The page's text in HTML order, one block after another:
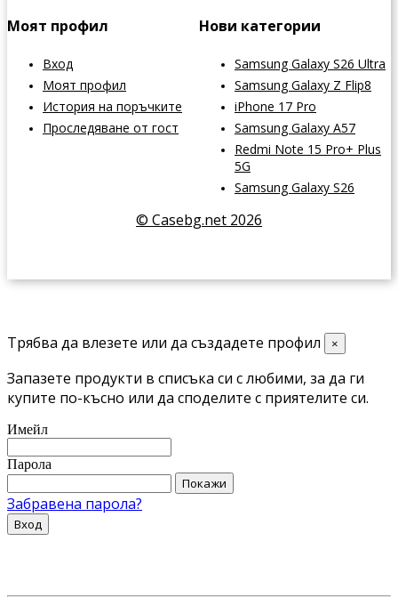
Моят профил
Вход
Моят профил
История на поръчките
Проследяване от гост
Нови категории
Samsung Galaxy S26 Ultra
Samsung Galaxy Z Flip8
iPhone 17 Pro
Samsung Galaxy A57
Redmi Note 15 Pro+ Plus
5G
Samsung Galaxy S26
© Casebg.net 2026
Трябва да влезете или да създадете профил ×
Запазете продукти в списъка си с любими, за да ги
купите по-късно или да споделите с приятелите си.
Имейл
Парола
Покажи
Забравена парола?
Вход